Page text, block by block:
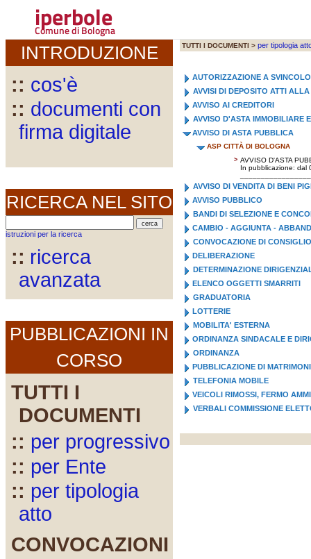
iperbole
Comune di Bologna
INTRODUZIONE
:: cos'è
:: documenti con
firma digitale
RICERCA NEL SITO
istruzioni per la ricerca
:: ricerca
avanzata
PUBBLICAZIONI IN
CORSO
TUTTI I
DOCUMENTI
:: per progressivo
:: per Ente
:: per tipologia
atto
CONVOCAZIONI
TUTTI I DOCUMENTI > per tipologia
AUTORIZZAZIONE A
AVVISI DI DEPOSITO ATTI
AVVISO AI CREDITORI
AVVISO D'ASTA IMMOBILIARE
AVVISO DI ASTA PUBBLICA
ASP CITTÀ DI BOLOGNA
> AVVISO D'ASTA
In pubblicazione: dal
AVVISO DI VENDITA DI BENI
AVVISO PUBBLICO
BANDI DI SELEZIONE E
CAMBIO - AGGIUNTA -
CONVOCAZIONE DI CONSIGLIO
DELIBERAZIONE
DETERMINAZIONE
ELENCO OGGETTI SMARRITI
GRADUATORIA
LOTTERIE
MOBILITA' ESTERNA
ORDINANZA SINDACALE E
ORDINANZA
PUBBLICAZIONE DI
TELEFONIA MOBILE
VEICOLI RIMOSSI, FERMO
VERBALI COMMISSIONE